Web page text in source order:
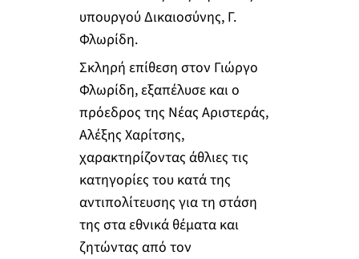
υπουργού Δικαιοσύνης, Γ.
Φλωρίδη.
Σκληρή επίθεση στον Γιώργο
Φλωρίδη, εξαπέλυσε και ο
πρόεδρος της Νέας Αριστεράς,
Αλέξης Χαρίτσης,
χαρακτηρίζοντας άθλιες τις
κατηγορίες του κατά της
αντιπολίτευσης για τη στάση
της στα εθνικά θέματα και
ζητώντας από τον